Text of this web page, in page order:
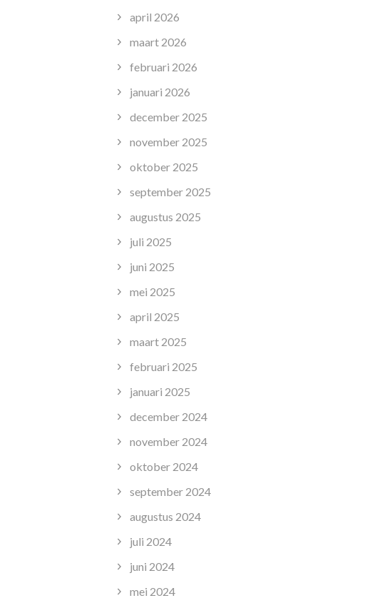
april 2026
maart 2026
februari 2026
januari 2026
december 2025
november 2025
oktober 2025
september 2025
augustus 2025
juli 2025
juni 2025
mei 2025
april 2025
maart 2025
februari 2025
januari 2025
december 2024
november 2024
oktober 2024
september 2024
augustus 2024
juli 2024
juni 2024
mei 2024